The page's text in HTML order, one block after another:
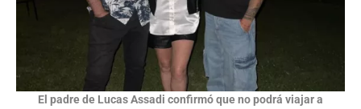
El padre de Lucas Assadi confirmó que no podrá viajar a